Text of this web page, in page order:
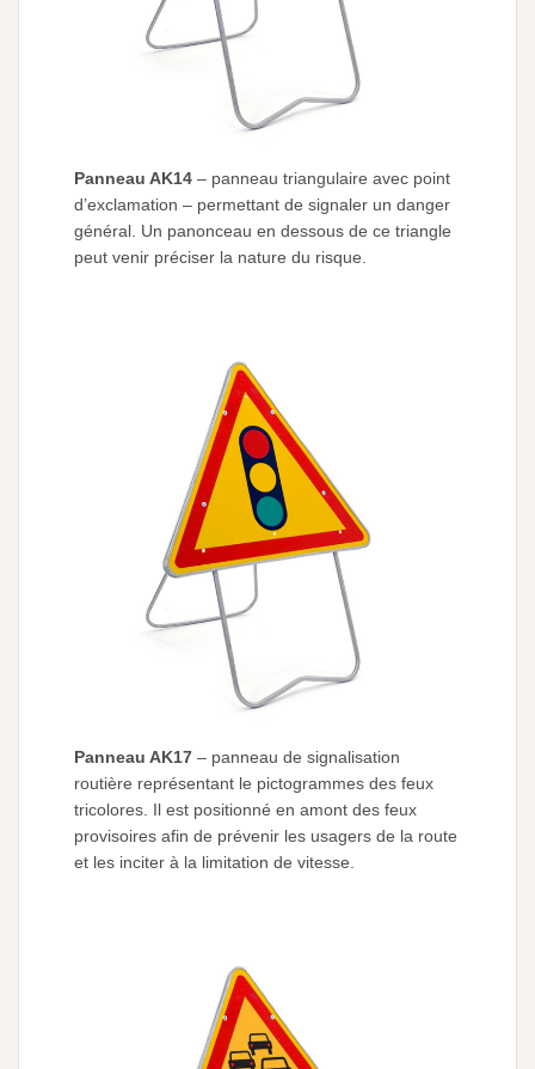
Panneau AK14– panneau triangulaire avec point
d’exclamation – permettant de signaler un danger
général. Un panonceau en dessous de ce triangle
peut venir préciser la nature du risque.
Panneau AK17– panneau de signalisation
routière représentant le pictogrammes des feux
tricolores. Il est positionné en amont des feux
provisoires afin de prévenir les usagers de la route
et les inciter à la limitation de vitesse.